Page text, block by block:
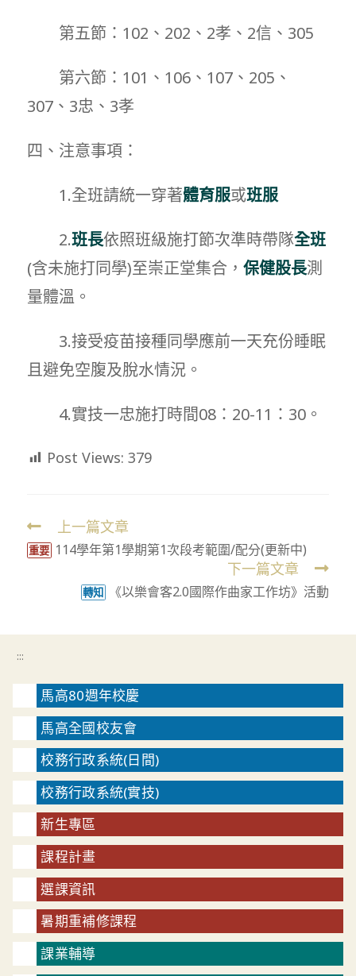
第五節：102、202、2孝、2信、305
第六節：101、106、107、205、
307、3忠、3孝
四、注意事項：
1.全班請統一穿著體育服或班服
2.班長依照班級施打節次準時帶隊全班
(含未施打同學)至崇正堂集合， 保健股長測
量體溫。
3.接受疫苗接種同學應前一天充份睡眠
且避免空腹及脫水情況。
4.實技一忠施打時間08：20-11：30。
Post Views: 379
Read
more
上一篇文章
重要 114學年第1學期第1次段考範圍/配分(更新中)
下一篇文章
轉知 《以樂會客2.0國際作曲家工作坊》活動
:::
馬高80週年校慶
馬高全國校友會
校務行政系統(日間)
校務行政系統(實技)
新生專區
課程計畫
選課資訊
暑期重補修課程
課業輔導